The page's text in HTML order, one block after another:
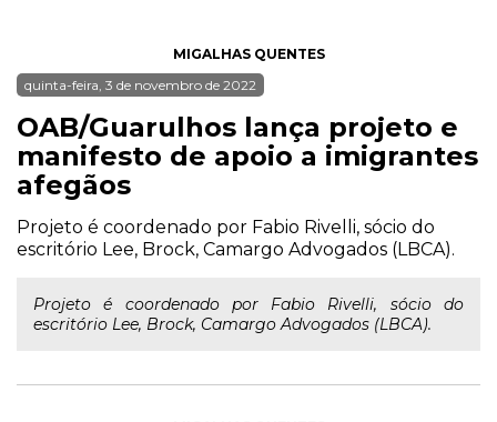
MIGALHAS QUENTES
quinta-feira, 3 de novembro de 2022
OAB/Guarulhos lança projeto e
manifesto de apoio a imigrantes
afegãos
Projeto é coordenado por Fabio Rivelli, sócio do
escritório Lee, Brock, Camargo Advogados (LBCA).
Projeto é coordenado por Fabio Rivelli, sócio do
escritório Lee, Brock, Camargo Advogados (LBCA).